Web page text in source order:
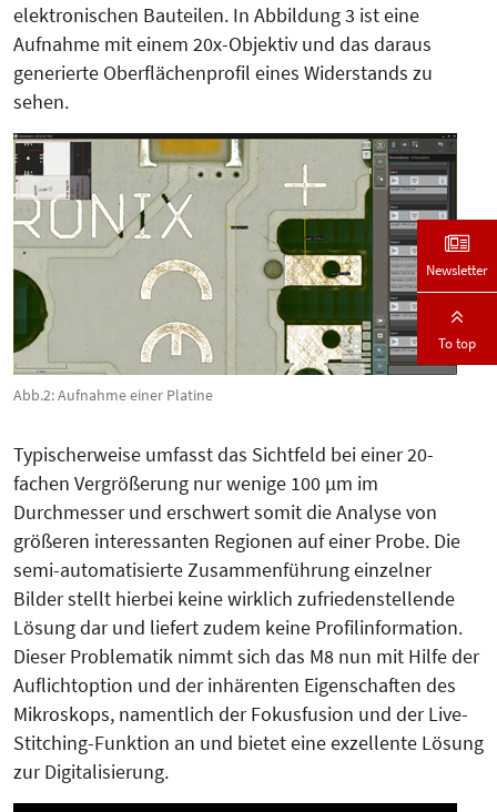
elektronischen Bauteilen. In Abbildung 3 ist eine
Aufnahme mit einem 20x-Objektiv und das daraus
generierte Oberflächenprofil eines Widerstands zu
sehen.
Abb.2: Aufnahme einer Platine
Typischerweise umfasst das Sichtfeld bei einer 20-
fachen Vergrößerung nur wenige 100 µm im
Durchmesser und erschwert somit die Analyse von
größeren interessanten Regionen auf einer Probe. Die
semi-automatisierte Zusammenführung einzelner
Bilder stellt hierbei keine wirklich zufrieden­stellende
Lösung dar und liefert zudem keine Profilinformation.
Dieser Problematik nimmt sich das M8 nun mit Hilfe der
Auflichtoption und der inhärenten Eigenschaften des
Mikro­skops, namentlich der Fo­kus­fusion und der Live-
Stitching-Fun­ktion an und bietet eine exzellente Lösung
zur Digitalisierung.
Newsletter
To top